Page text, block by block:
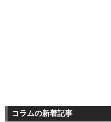
コラムの新着記事